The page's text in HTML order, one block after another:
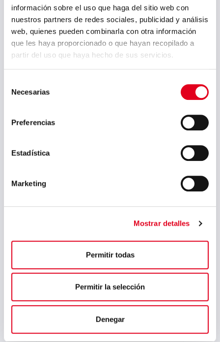
información sobre el uso que haga del sitio web con
nuestros partners de redes sociales, publicidad y análisis
web, quienes pueden combinarla con otra información
que les haya proporcionado o que hayan recopilado a
partir del uso que haya hecho de sus servicios.
Necesarias
Preferencias
Estadística
Marketing
Mostrar detalles
Permitir todas
Permitir la selección
Denegar
septiembre 2022
julio 2022
junio 2022
abril 2021
febrero 2021
enero 2021
diciembre 2020